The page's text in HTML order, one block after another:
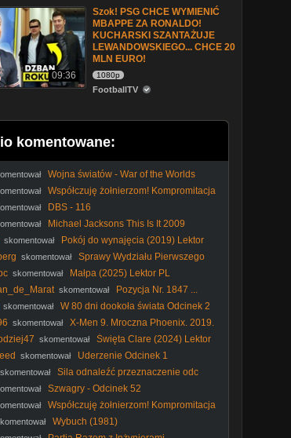
09:36
Szok! PSG CHCE WYMIENIĆ
MBAPPE ZA RONALDO!
KUCHARSKI SZANTAŻUJE
LEWANDOWSKIEGO... CHCE 20
MLN EURO!
1080p
FootballTV
komentowane:
Wojna światów - War of the Worlds
Współczuję żołnierzom! Kompromitacja
Czarneckiej u terytorialsów
DBS - 116
Michael Jacksons This Is It 2009
skomentował
Pokój do wynajęcia (2019) Lektor
skomentował
Sprawy Wydziału Pierwszego
PL
skomentował
Małpa (2025) Lektor PL
skomentował
Pozycja Nr. 1847 ...
...
skomentował
W 80 dni dookoła świata Odcinek 2
skomentował
X-Men 9. Mroczna Phoenix. 2019.
skomentował
Święta Clare (2024) Lektor
skomentował
Uderzenie Odcinek 1
skomentował
Sila odnaleźć przeznaczenie odc
Szwagry - Odcinek 52
Współczuję żołnierzom! Kompromitacja
Czarneckiej u terytorialsów
Wybuch (1981)